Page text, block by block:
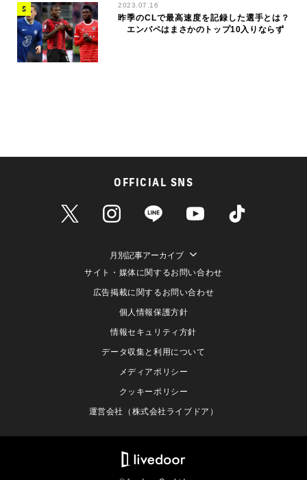
2023.07.16
昨季のCLで最高速度を記録した選手とは？
エンバペはまさかのトップ10入りならず
OFFICIAL SNS
月別記事アーカイブ
サイト・媒体に関するお問い合わせ
広告掲載に関するお問い合わせ
個人情報保護方針
情報セキュリティ方針
データ収集と利用について
メディアポリシー
クッキーポリシー
運営会社（株式会社ライブドア）